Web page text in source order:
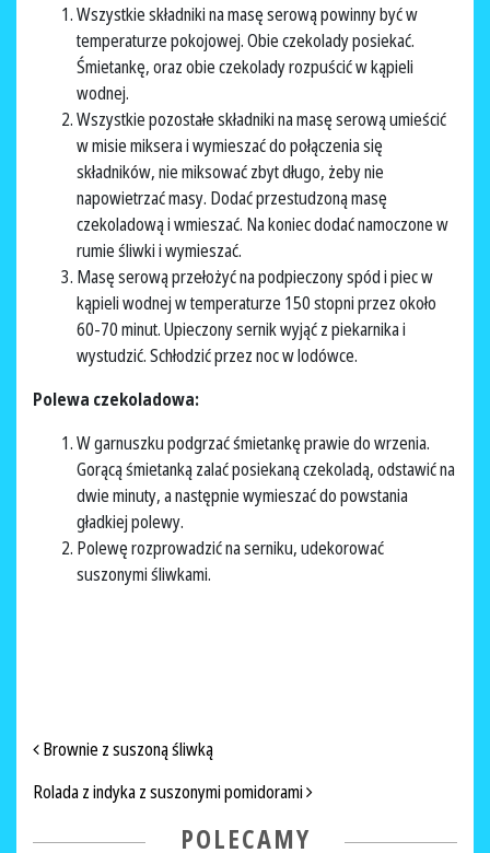
Wszystkie składniki na masę serową powinny być w
temperaturze pokojowej. Obie czekolady posiekać.
Śmietankę, oraz obie czekolady rozpuścić w kąpieli
wodnej.
Wszystkie pozostałe składniki na masę serową umieścić
w misie miksera i wymieszać do połączenia się
składników, nie miksować zbyt długo, żeby nie
napowietrzać masy. Dodać przestudzoną masę
czekoladową i wmieszać. Na koniec dodać namoczone w
rumie śliwki i wymieszać.
Masę serową przełożyć na podpieczony spód i piec w
kąpieli wodnej w temperaturze 150 stopni przez około
60-70 minut. Upieczony sernik wyjąć z piekarnika i
wystudzić. Schłodzić przez noc w lodówce.
Polewa czekoladowa:
W garnuszku podgrzać śmietankę prawie do wrzenia.
Gorącą śmietanką zalać posiekaną czekoladą, odstawić na
dwie minuty, a następnie wymieszać do powstania
gładkiej polewy.
Polewę rozprowadzić na serniku, udekorować
suszonymi śliwkami.
NAWIGACJA PO ARTYKUŁACH
Brownie z suszoną śliwką
Rolada z indyka z suszonymi pomidorami
POLECAMY